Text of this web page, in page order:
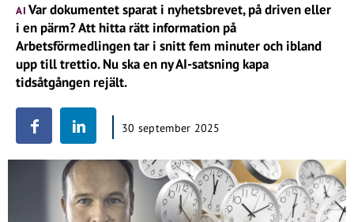
AI Var dokumentet sparat i nyhetsbrevet, på driven eller
i en pärm? Att hitta rätt information på
Arbetsförmedlingen tar i snitt fem minuter och ibland
upp till trettio. Nu ska en ny AI-satsning kapa
tidsåtgången rejält.
30 september 2025